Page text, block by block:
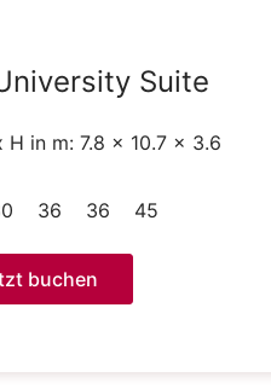
Suite
H in m: 7.8 x 10.7 x 3.6
36 36 45
buchen